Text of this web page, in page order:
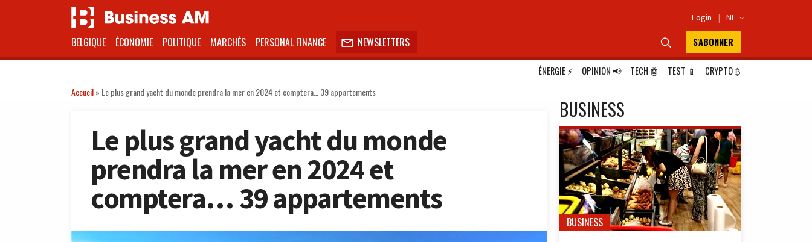
Login | NL 
BELGIQUE ÉCONOMIE POLITIQUE MARCHÉS PERSONAL FINANCE  NEWSLETTERS  S'ABONNER
ÉNERGIE⚡ OPINION📢 TECH 🤖 TEST 📱 CRYPTO₿
Accueil» Le plus grand yacht du monde prendra la mer en 2024 et comptera… 39 appartements
Le plus grand yacht du monde
prendra la mer en 2024 et
comptera… 39 appartements
BUSINESS
BUSINESS